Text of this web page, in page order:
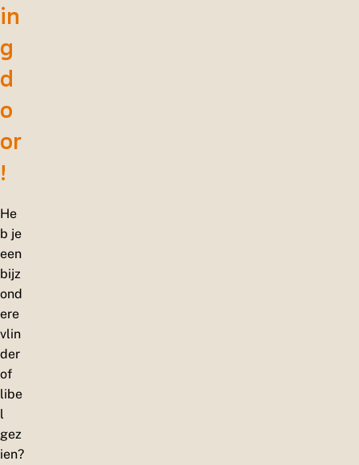
in
g
d
o
or
!
He
b je
een
bijz
ond
ere
vlin
der
of
libe
l
gez
ien?